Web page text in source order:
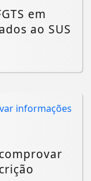
em
ao SUS